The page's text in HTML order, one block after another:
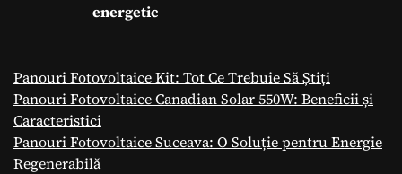
energetic
Panouri Fotovoltaice Kit: Tot Ce Trebuie Să Știți
Panouri Fotovoltaice Canadian Solar 550W: Beneficii și
Caracteristici
Panouri Fotovoltaice Suceava: O Soluție pentru Energie
Regenerabilă